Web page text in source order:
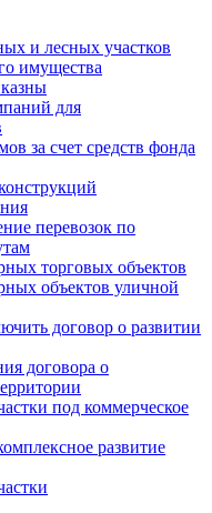
и лесных участков
имущества
для
за счет средств фонда
перевозок по
торговых объектов
объектов уличной
договор о развитии
договора о
под коммерческое
развитие